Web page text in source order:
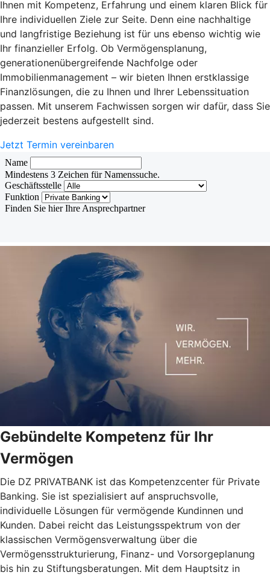
Ihnen mit Kompetenz, Erfahrung und einem klaren Blick für
Ihre individuellen Ziele zur Seite. Denn eine nachhaltige
und langfristige Beziehung ist für uns ebenso wichtig wie
Ihr finanzieller Erfolg. Ob Vermögensplanung,
generationenübergreifende Nachfolge oder
Immobilienmanagement – wir bieten Ihnen erstklassige
Finanzlösungen, die zu Ihnen und Ihrer Lebenssituation
passen. Mit unserem Fachwissen sorgen wir dafür, dass Sie
jederzeit bestens aufgestellt sind.
Jetzt Termin vereinbaren
Gebündelte Kompetenz für Ihr
Vermögen
Die DZ PRIVATBANK ist das Kompetenzcenter für Private
Banking. Sie ist spezialisiert auf anspruchsvolle,
individuelle Lösungen für vermögende Kundinnen und
Kunden. Dabei reicht das Leistungsspektrum von der
klassischen Vermögensverwaltung über die
Vermögensstrukturierung, Finanz- und Vorsorgeplanung
bis hin zu Stiftungsberatungen. Mit dem Hauptsitz in